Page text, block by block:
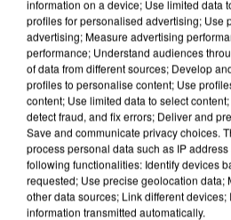
LES DONNÉES DE 300 000
INTERMARCHÉ APRÈS
information on a device; Use limited data
profiles for personalised advertising; Use
advertising; Measure advertising
performance; Understand audiences
of data from different sources; Develop
profiles to personalise content; Use
content; Use limited data to select
detect fraud, and fix errors; Deliver and
Save and communicate privacy choices.
process personal data such as IP
following functionalities: Identify devices
requested; Use precise geolocation data;
other data sources; Link different
information transmitted automatically.